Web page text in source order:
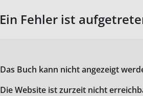
Ein Fehler ist
Das Buch kann nicht angezeigt
Die Website ist zurzeit nicht